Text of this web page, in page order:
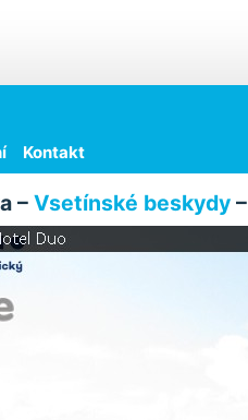
Kontakt
– Vsetínské beskydy–